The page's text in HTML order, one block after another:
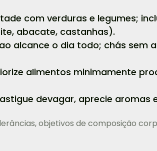
com verduras e legumes;
abacate, castanhas).
alcance o dia todo; chás sem
alimentos minimamente
devagar, aprecie aromas
objetivos de composição